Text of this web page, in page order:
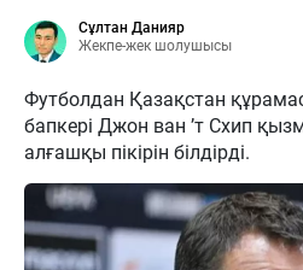
Сұлтан Данияр
Жекпе-жек шолушысы
Футболдан Қазақстан
бапкері Джон ван ’т Схип
алғашқы пікірін білдірді.